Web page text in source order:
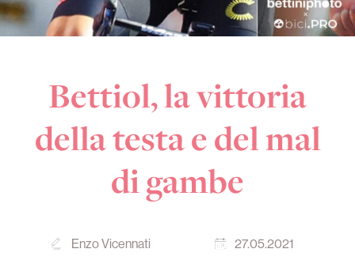
Bettiol, la vittoria
della testa e del mal
di gambe
Enzo Vicennati 27.05.2021